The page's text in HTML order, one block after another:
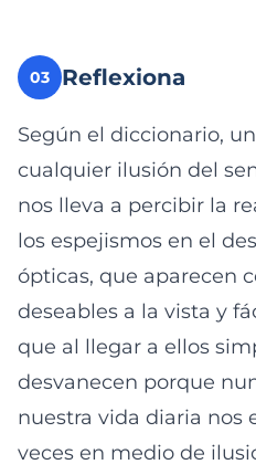
03 Reflexiona
Según el diccionario,
cualquier ilusión del
nos lleva a percibir la
los espejismos en el
ópticas, que aparecen
deseables a la vista y
que al llegar a ellos
desvanecen porque
nuestra vida diaria nos
veces en medio de